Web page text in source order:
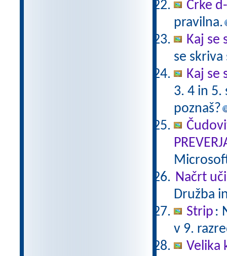
Črke
pravilna.
Kaj se
se
Kaj se
3. 4 in 5.
poznaš?
Načrt
Družba
Strip :
v 9.
Velika